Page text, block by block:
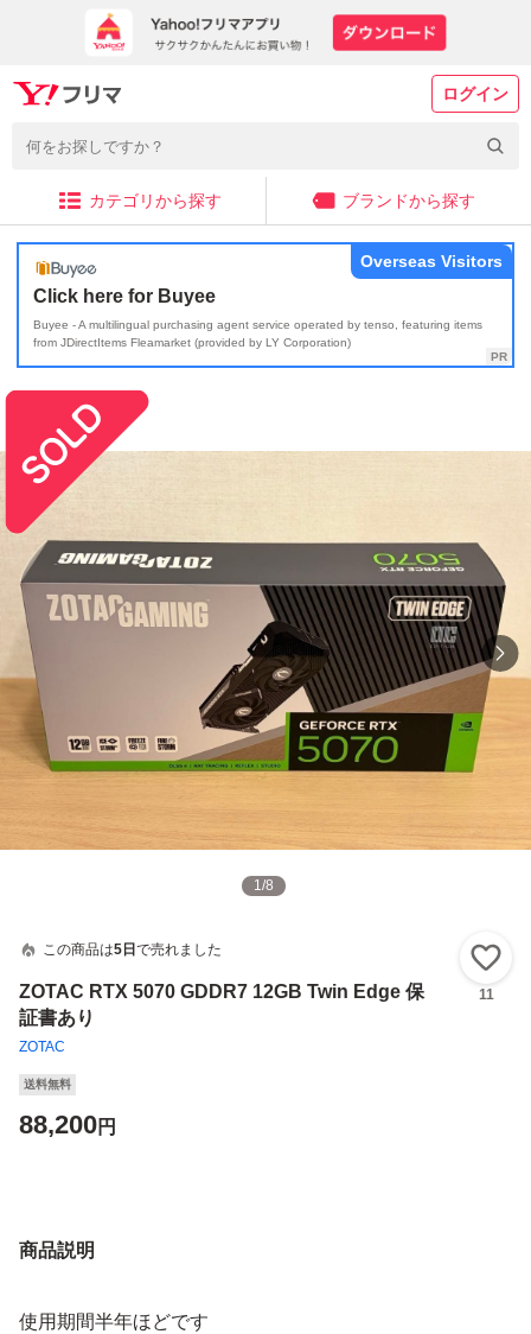
ログイン
カテゴリから探す ブランドから探す
Click here for Buyee
Buyee - A multilingual purchasing agent service operated by tenso, featuring items
from JDirectItems Fleamarket (provided by LY Corporation)
Overseas Visitors
1/8
この商品は5日 で売れました
ZOTAC RTX 5070 GDDR7 12GB Twin Edge 保
証書あり
ZOTAC
11
送料無料
88,200円
商品説明
使用期間半年ほどです